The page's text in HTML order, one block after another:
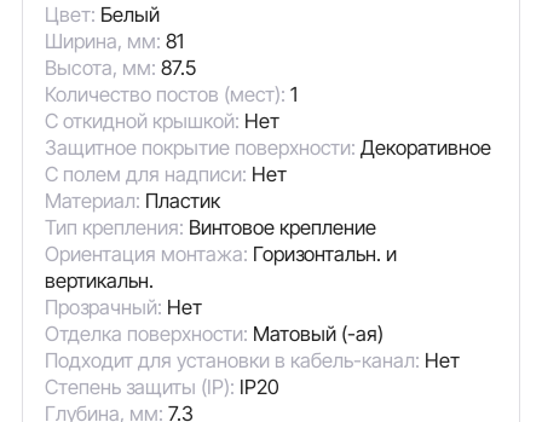
Цвет: Белый
Ширина, мм: 81
Высота, мм: 87.5
Количество постов (мест): 1
С откидной крышкой: Нет
Защитное покрытие поверхности: Декоративное
С полем для надписи: Нет
Материал: Пластик
Тип крепления: Винтовое крепление
Ориентация монтажа: Горизонтальн. и
вертикальн.
Прозрачный: Нет
Отделка поверхности: Матовый (-ая)
Подходит для установки в кабель-канал: Нет
Степень защиты (IP): IP20
Глубина, мм: 7.3